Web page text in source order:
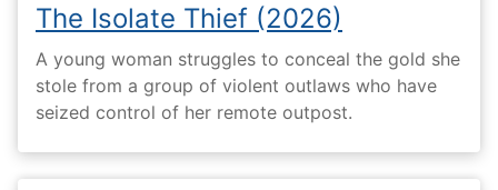
The Isolate Thief (2026)
A young woman struggles to conceal the gold she
stole from a group of violent outlaws who have
seized control of her remote outpost.